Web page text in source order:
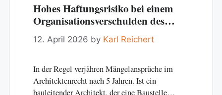
Hohes Haftungsrisiko bei einem
Organisationsverschulden des
Planers
12. April 2026 by Karl Reichert
In der Regel verjähren Mängelansprüche im
Architektenrecht nach 5 Jahren. Ist ein
bauleitender Architekt, der eine Baustelle